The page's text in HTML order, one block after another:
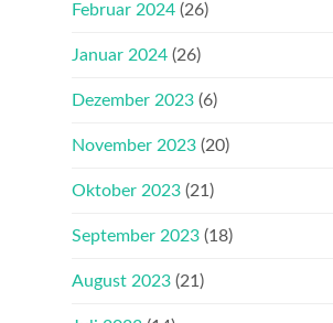
Februar 2024 (26)
Januar 2024 (26)
Dezember 2023 (6)
November 2023 (20)
Oktober 2023 (21)
September 2023 (18)
August 2023 (21)